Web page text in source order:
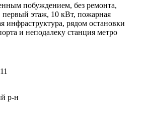
побуждением, без ремонта,
первый этаж, 10 кВт, пожарная
инфраструктура, рядом остановки
и неподалеку станция метро
р-н